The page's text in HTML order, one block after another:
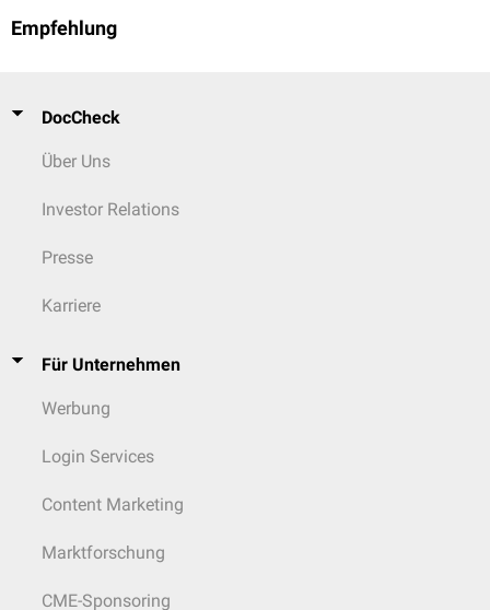
Empfehlung
DocCheck
Über Uns
Investor Relations
Presse
Karriere
Für Unternehmen
Werbung
Login Services
Content Marketing
Marktforschung
CME-Sponsoring